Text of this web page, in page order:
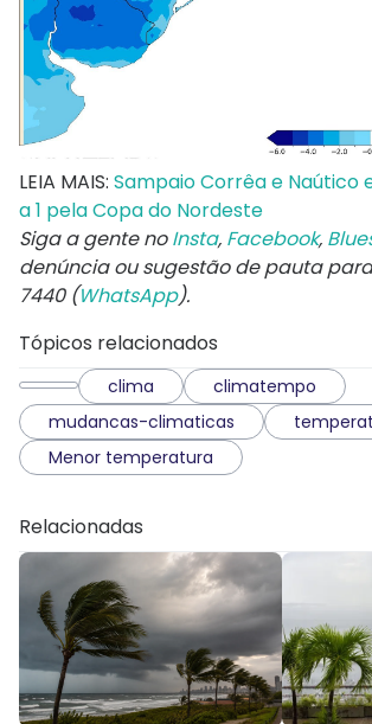
LEIA MAIS: Sampaio Corrêa e Naútico
a 1 pela Copa do Nordeste
Siga a gente noInsta, Facebook,
denúncia ou sugestão de pauta
7440 (WhatsApp).
Tópicos relacionados
clima
climatempo
mudancas-climaticas
Menor temperatura
Relacionadas